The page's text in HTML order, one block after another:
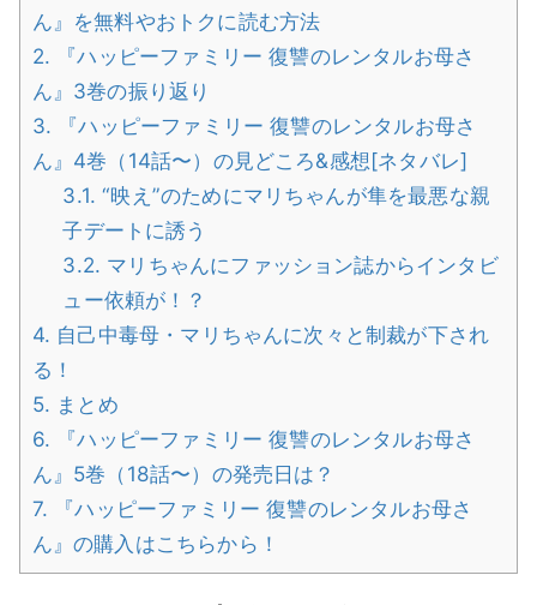
ん』を無料やおトクに読む方法
2. 『ハッピーファミリー 復讐のレンタルお母さ
ん』3巻の振り返り
3. 『ハッピーファミリー 復讐のレンタルお母さ
ん』4巻（14話〜）の見どころ&感想[ネタバレ]
3.1. “映え”のためにマリちゃんが隼を最悪な親
子デートに誘う
3.2. マリちゃんにファッション誌からインタビ
ュー依頼が！？
4. 自己中毒母・マリちゃんに次々と制裁が下され
る！
5. まとめ
6. 『ハッピーファミリー 復讐のレンタルお母さ
ん』5巻（18話〜）の発売日は？
7. 『ハッピーファミリー 復讐のレンタルお母さ
ん』の購入はこちらから！